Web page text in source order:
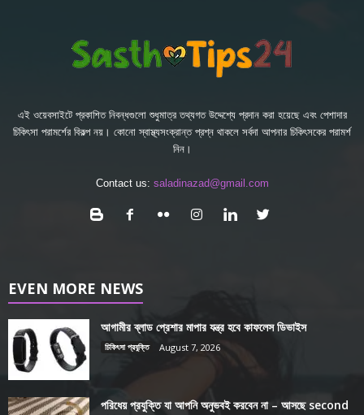
এই ওয়েবসাইটে প্রকাশিত নিবন্ধগুলো শুধুমাত্র তথ্যগত উদ্দেশ্যে প্রদান করা হয়েছে এবং পেশাদার
চিকিৎসা পরামর্শের বিকল্প নয়। কোনো স্বাস্থ্যসংক্রান্ত প্রশ্ন থাকলে সর্বদা আপনার চিকিৎসকের পরামর্শ
নিন।
Contact us: saladinazad@gmail.com
EVEN MORE NEWS
আগামীর ব্লাড প্রেশার মাপার যন্ত্র হবে কাফলেস ডিভাইস
চিকিৎসা প্রযুক্তি August 7, 2026
পরিধেয় প্রযুক্তি যা আপনি অনুভবই করবেন না – আসছে second